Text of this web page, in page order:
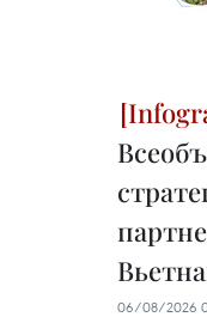
06/08/2026